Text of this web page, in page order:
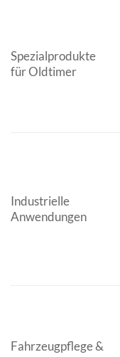
Spezialprodukte
für Oldtimer
Industrielle
Anwendungen
Fahrzeugpflege &